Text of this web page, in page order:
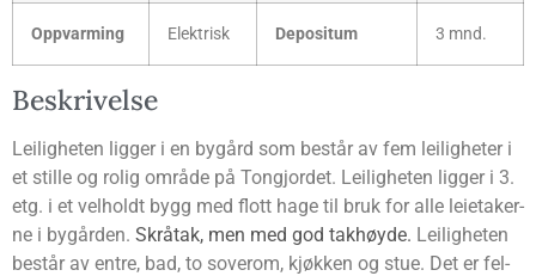
Opp­var­ming Elekt­risk Depo­si­tum 3 mnd.
Beskri­vel­se
Lei­lig­he­ten lig­ger i en bygård som består av fem lei­lig­he­ter i
et stil­le og rolig områ­de på Ton­gjor­det. Lei­lig­he­ten lig­ger i 3.
etg. i et vel­holdt bygg med flott hage til bruk for alle leie­ta­ker­
ne i bygår­den. Skrå­tak, men med god tak­høy­de. Lei­lig­he­ten
består av entre, bad, to sove­rom, kjøk­ken og stue. Det er fel­